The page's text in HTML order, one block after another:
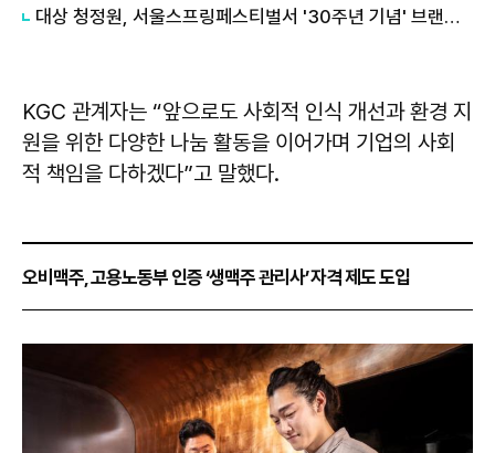
대상 청정원, 서울스프링페스티벌서 '30주년 기념' 브랜드 부스 운영 외
KGC 관계자는 “앞으로도 사회적 인식 개선과 환경 지
원을 위한 다양한 나눔 활동을 이어가며 기업의 사회
적 책임을 다하겠다”고 말했다.
오비맥주, 고용노동부 인증 ‘생맥주 관리사’ 자격 제도 도입